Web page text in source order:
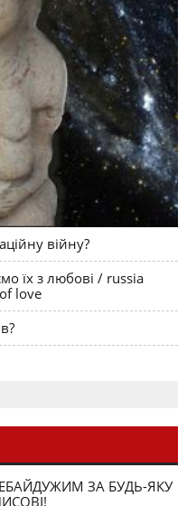
війну?
їх з любові / russia
love
ЗА БУДЬ-ЯКУ